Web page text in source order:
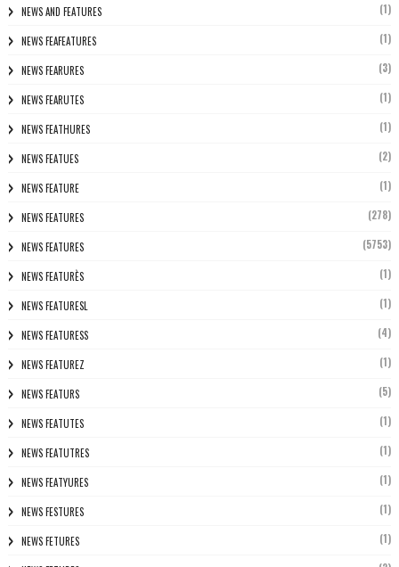
NEWS AND FEATURES (1)
NEWS FEAFEATURES (1)
NEWS FEARURES (3)
NEWS FEARUTES (1)
NEWS FEATHURES (1)
NEWS FEATUES (2)
NEWS FEATURE (1)
NEWS FEATURES (278)
NEWS FEATURES (5753)
NEWS FEATURÈS (1)
NEWS FEATURESL (1)
NEWS FEATURESS (4)
NEWS FEATUREZ (1)
NEWS FEATURS (5)
NEWS FEATUTES (1)
NEWS FEATUTRES (1)
NEWS FEATYURES (1)
NEWS FESTURES (1)
NEWS FETURES (1)